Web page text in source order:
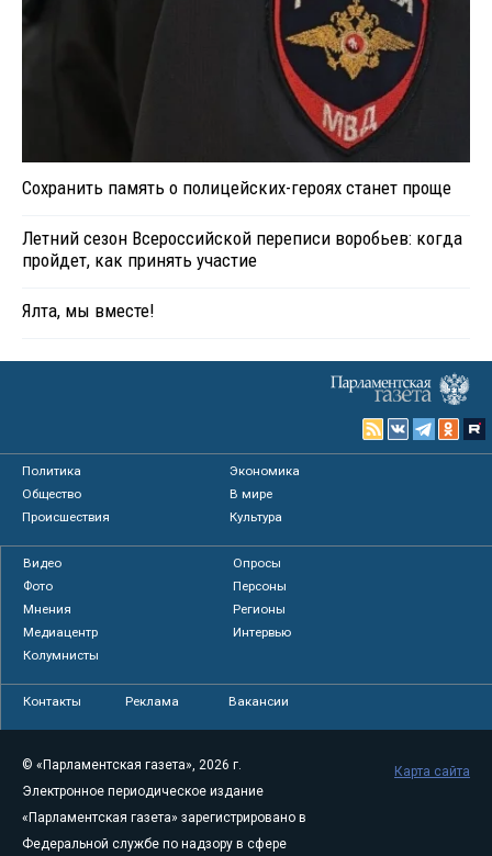
Сохранить память о полицейских-героях станет проще
Летний сезон Всероссийской переписи воробьев: когда
пройдет, как принять участие
Ялта, мы вместе!
Политика
Экономика
Общество
В мире
Происшествия
Культура
Видео
Опросы
Фото
Персоны
Мнения
Регионы
Медиацентр
Интервью
Колумнисты
Контакты Реклама Вакансии
© «Парламентская газета», 2026 г.
Электронное периодическое издание
«Парламентская газета» зарегистрировано в
Федеральной службе по надзору в сфере
Карта сайта